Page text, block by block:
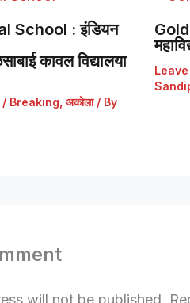
School : इंडियन
कावल विद्यालया
/ Breaking अकोला/ By
Gold
will not be published.